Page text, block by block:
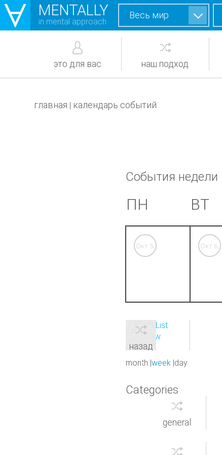
MENTALLY
in mental approach
Весь мир
это для вас наш подход
главная | календарь событий
События недели
ПН ВТ
Окт 5, Окт 6,
назад
View as List
Print View
month week day
Categories
general